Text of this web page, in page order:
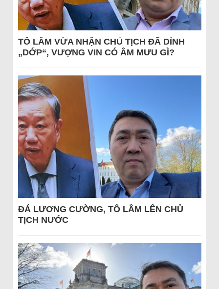
TÔ LÂM VỪA NHẬN CHỦ TỊCH ĐÃ DÍNH
„DỚP“, VƯỢNG VIN CÓ ÂM MƯU GÌ?
ĐÁ LƯƠNG CƯỜNG, TÔ LÂM LÊN CHỦ
TỊCH NƯỚC